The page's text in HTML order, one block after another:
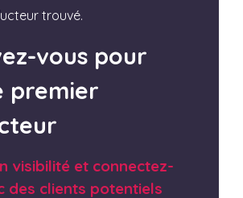
trouvé.
vous pour
premier
visibilité et connectez-
des clients potentiels